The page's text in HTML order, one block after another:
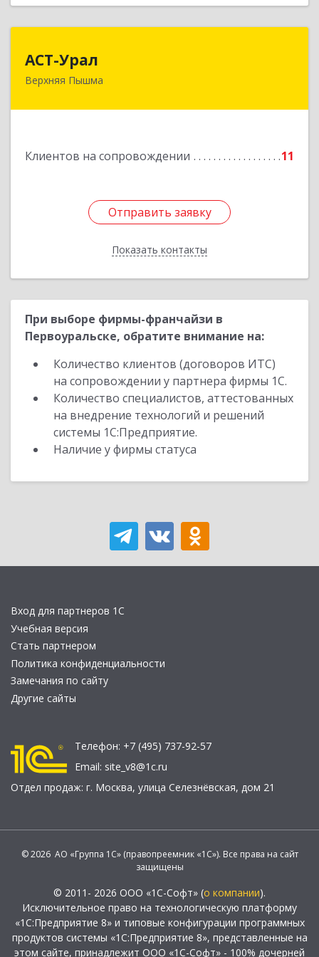
АСТ-Урал
Верхняя Пышма
Клиентов на сопровождении 11
Отправить заявку
Показать контакты
624090, Свердловская обл, Верхняя Пышма г,
Отправить заявку
Назад
При выборе фирмы-франчайзи в
Первоуральске, обратите внимание на:
Количество клиентов (договоров ИТС)
на сопровождении у партнера фирмы 1С.
Количество специалистов, аттестованных
на внедрение технологий и решений
системы 1С:Предприятие.
Наличие у фирмы статуса
Вход для партнеров 1С
Учебная версия
Стать партнером
Политика конфиденциальности
Замечания по сайту
Другие сайты
Телефон: +7 (495) 737-92-57
Email: site_v8@1c.ru
Отдел продаж: г. Москва, улица Селезнёвская, дом 21
© 2026 АО «Группа 1С» (правопреемник «1С»). Все права на сайт
защищены
© 2011- 2026 ООО «1С-Софт» (о компании).
Исключительное право на технологическую платформу
«1С:Предприятие 8» и типовые конфигурации программных
продуктов системы «1С:Предприятие 8», представленные на
этом сайте, принадлежит ООО «1С-Софт» - 100% дочерней